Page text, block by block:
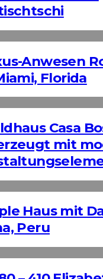
Anwesen
Florida
Casa
mit
Haus mit
Peru